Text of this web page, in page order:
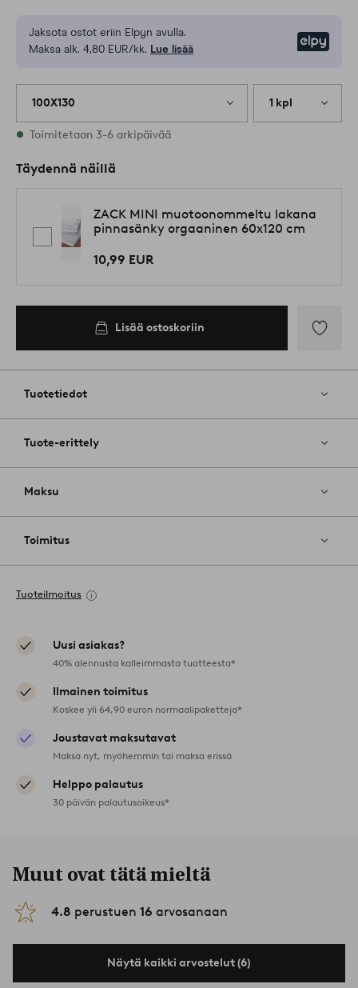
Jaksota ostot eriin Elpyn avulla.
Maksa alk. 4,80 EUR/kk. Lue lisää
100X130 1 kpl
Varastossa
Toimitetaan 3-6 arkipäivää
Täydennä näillä
ZACK MINI muotoonommeltu lakana
pinnasänky orgaaninen 60x120 cm
10,99 EUR
Lisää ostoskoriin
Tuotetiedot
Tuote-erittely
Maksu
Toimitus
Tuoteilmoitus
Uusi asiakas?
40% alennusta kalleimmasta tuotteesta*
Ilmainen toimitus
Koskee yli 64,90 euron normaalipaketteja*
Joustavat maksutavat
Maksa nyt, myöhemmin tai maksa erissä
Helppo palautus
30 päivän palautusoikeus*
Muut ovat tätä mieltä
4.8 perustuen 16 arvosanaan
Näytä kaikki arvostelut (6)